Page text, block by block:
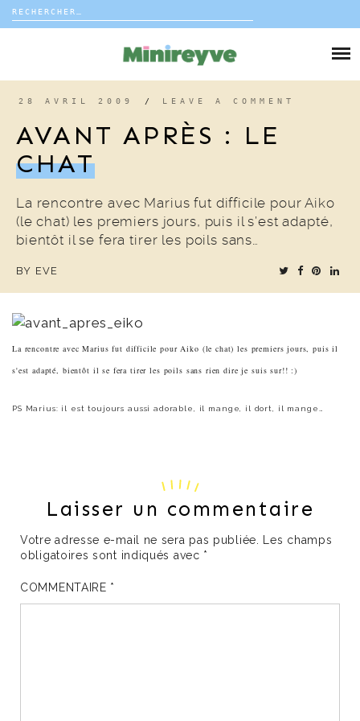
Rechercher :
DÉCO
COUP DE COEUR
EDITORIAL
28 AVRIL 2009 / LEAVE A COMMENT
AVANT APRÈS : LE
CHAT
La rencontre avec Marius fut difficile pour Aiko
(le chat) les premiers jours, puis il s’est adapté,
bientôt il se fera tirer les poils sans…
BY EVE
La rencontre avec Marius fut difficile pour Aiko (le chat) les premiers jours, puis il
s'est adapté, bientôt il se fera tirer les poils sans rien dire je suis sur!! :)
PS Marius: il est toujours aussi adorable, il mange, il dort, il mange…
Laisser un commentaire
Votre adresse e-mail ne sera pas publiée. Les champs
obligatoires sont indiqués avec *
COMMENTAIRE *